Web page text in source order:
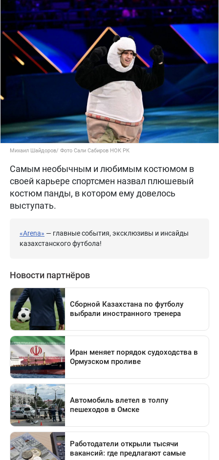
Михаил Шайдоров/ Фото Сали Сабиров НОК РК
Самым необычным и любимым костюмом в
своей карьере спортсмен назвал плюшевый
костюм панды, в котором ему довелось
выступать.
«Arena» — главные события, эксклюзивы и инсайды
казахстанского футбола!